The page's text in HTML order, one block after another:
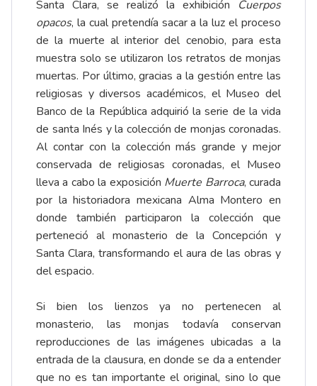
Santa Clara, se realizó la exhibición Cuerpos
opacos, la cual pretendía sacar a la luz el proceso
de la muerte al interior del cenobio, para esta
muestra solo se utilizaron los retratos de monjas
muertas. Por último, gracias a la gestión entre las
religiosas y diversos académicos, el Museo del
Banco de la República adquirió la serie de la vida
de santa Inés y la colección de monjas coronadas.
Al contar con la colección más grande y mejor
conservada de religiosas coronadas, el Museo
lleva a cabo la exposición Muerte Barroca, curada
por la historiadora mexicana Alma Montero en
donde también participaron la colección que
perteneció al monasterio de la Concepción y
Santa Clara, transformando el aura de las obras y
del espacio.
Si bien los lienzos ya no pertenecen al
monasterio, las monjas todavía conservan
reproducciones de las imágenes ubicadas a la
entrada de la clausura, en donde se da a entender
que no es tan importante el original, sino lo que